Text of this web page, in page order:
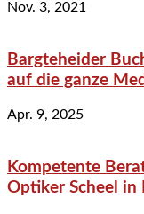
Nov. 3, 2021
Bargteheider
auf die ganze
Apr. 9, 2025
Kompetente
Optiker Scheel in